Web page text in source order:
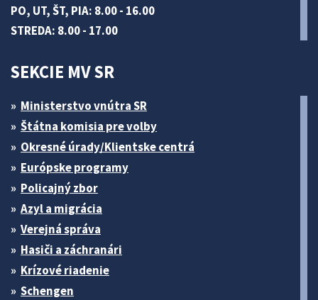
PO, UT, ŠT, PIA: 8.00 - 16.00
STREDA: 8.00 - 17.00
SEKCIE MV SR
Ministerstvo vnútra SR
Štátna komisia pre volby
Okresné úrady/Klientske centrá
Európske programy
Policajný zbor
Azyl a migrácia
Verejná správa
Hasiči a záchranári
Krízové riadenie
Schengen